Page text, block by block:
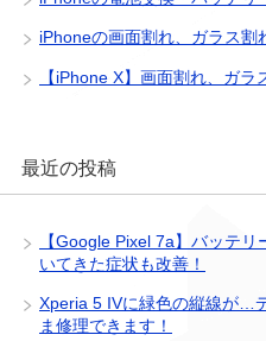
iPhoneの画面割れ、ガラス割
【iPhone X】画面割れ、ガラ
最近の投稿
【Google Pixel 7a】バッテ
いてきた症状も改善！
Xperia 5 IVに緑色の縦線が…
ま修理できます！